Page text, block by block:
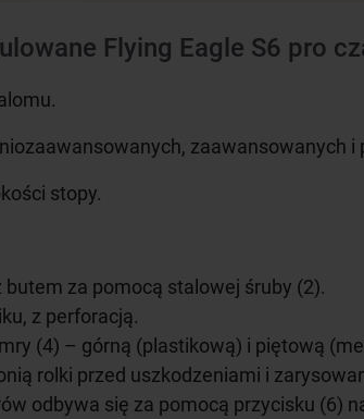
Flying Eagle S6 pro
zaawansowanych i
stopy.
za pomocą stalowej śruby (2).
z perforacją.
(4) – górną (plastikową) i piętową
rolki przed uszkodzeniami i
odbywa się za pomocą przycisku (6)